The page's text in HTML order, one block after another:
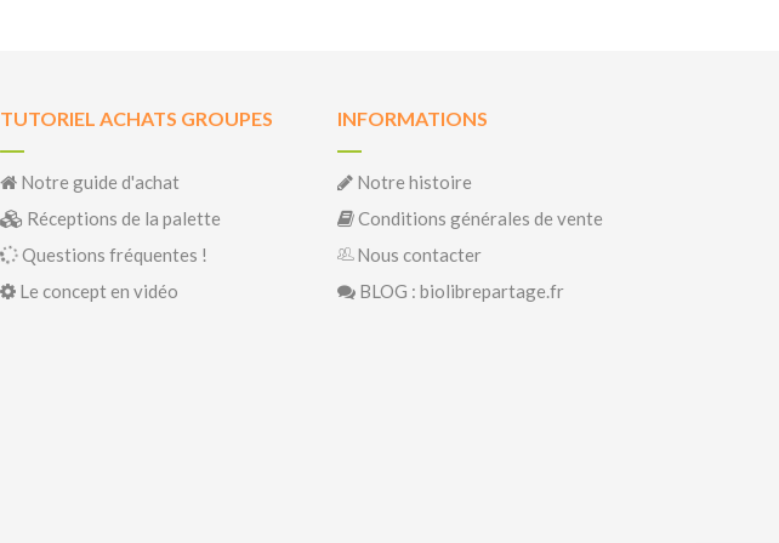
TUTORIEL ACHATS GROUPES
Notre guide d'achat
Réceptions de la palette
Questions fréquentes !
Le concept en vidéo
INFORMATIONS
Notre histoire
Conditions générales de vente
Nous contacter
BLOG : biolibrepartage.fr